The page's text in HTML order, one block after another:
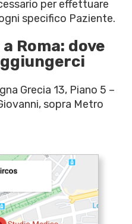
per effettuare
specifico Paziente.
Roma: dove
Grecia 13, Piano 5 –
sopra Metro